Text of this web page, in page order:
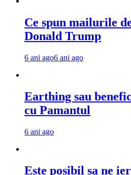
Ce spun mailurile
Donald Trump
6 ani ago6 ani ago
Earthing sau
cu Pamantul
6 ani ago
Este posibil sa ne